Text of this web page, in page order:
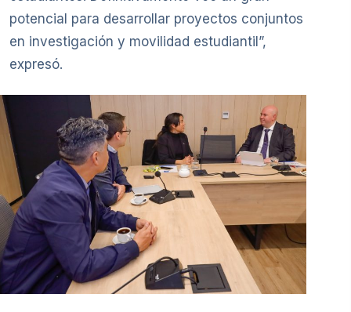
potencial para desarrollar proyectos conjuntos
en investigación y movilidad estudiantil”,
expresó.